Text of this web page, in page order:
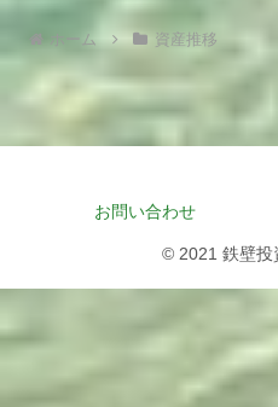
ホーム 資産推移
お問い合わせ
© 2021 鉄壁投